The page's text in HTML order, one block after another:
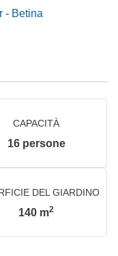
- Betina
CAPACITÀ
16 persone
DEL GIARDINO
140 m2